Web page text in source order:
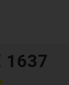
1637